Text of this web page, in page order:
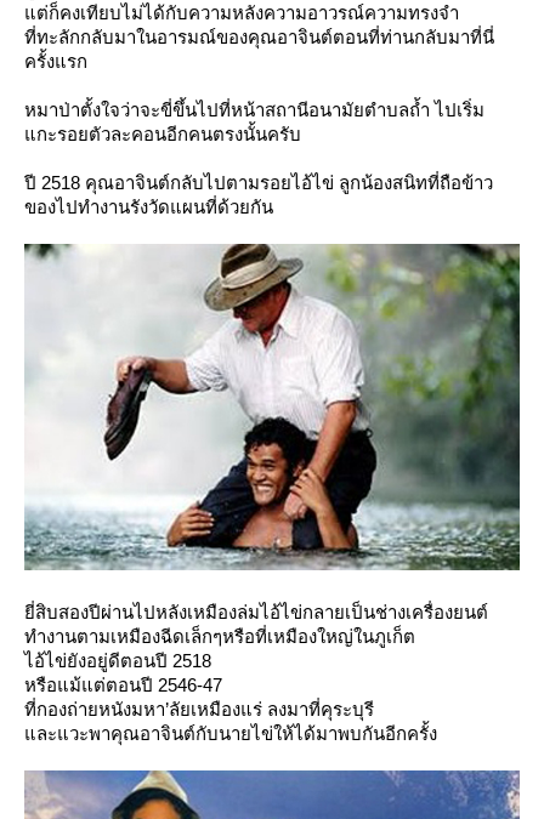
ต่ก็คงเทียบไม่ได้กับความหลังความอาวรณ์ความทรงจำ
ที่ทะลักกลับมาในอารมณ์ของคุณอาจินต์ตอนที่ท่านกลับมาที่นี่
ครั้งแรก
หมาป่าตั้งใจว่าจะขี่ขึ้นไปที่หน้าสถานีอนามัยตำบลถ้ำ ไปเริ่ม
กะรอยตัวละคอนอีกคนตรงนั้นครับ
ปี 2518 คุณอาจินต์กลับไปตามรอยไอ้ไข่ ลูกน้องสนิทที่ถือข้าว
ของไปทำงานรังวัดแผนที่ด้วยกัน
ี่สิบสองปีผ่านไปหลังเหมืองล่มไอ้ไข่กลายเป็นช่างเครื่องยนต์
ทำงานตามเหมืองฉีดเล็กๆหรือที่เหมืองใหญ่ในภูเก็ต
ไอ้ไข่ยังอยู่ดีตอนปี 2518
หรือแม้แต่ตอนปี 2546-47
ที่กองถ่ายหนังมหา’ลัยเหมืองแร่ ลงมาที่คุระบุรี
ละแวะพาคุณอาจินต์กับนายไข่ให้ได้มาพบกันอีกครั้ง